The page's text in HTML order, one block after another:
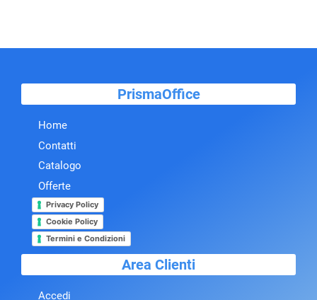
PrismaOffice
Home
Contatti
Catalogo
Offerte
Privacy Policy
Cookie Policy
Termini e Condizioni
Area Clienti
Accedi